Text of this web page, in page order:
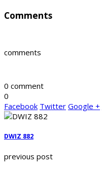
Comments
comments
0 comment
0
Facebook Twitter Google +
DWIZ 882
previous post